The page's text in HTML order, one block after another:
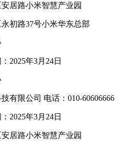
居路小米智慧产业园
初路37号小米华东总部
2025年3月24日
有限公司 电话：010-60606666
2025年3月24日
居路小米智慧产业园